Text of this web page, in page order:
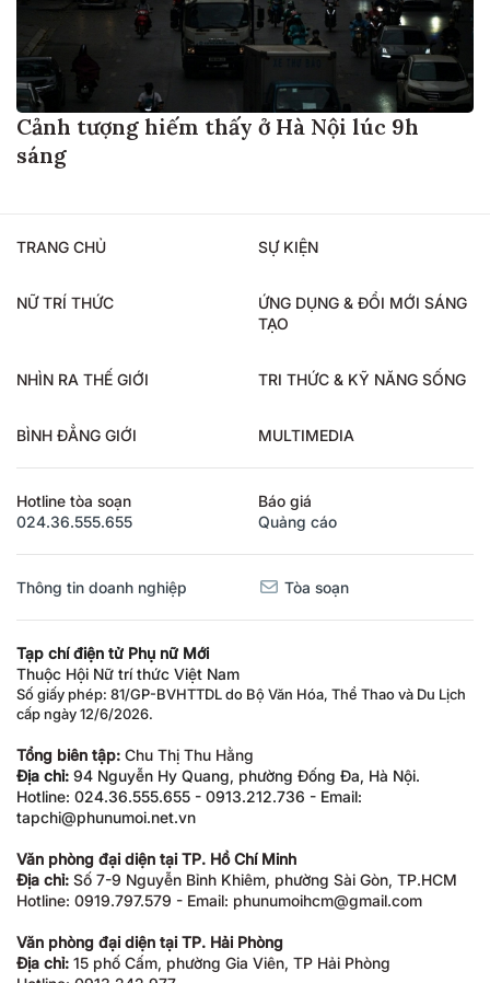
Cảnh tượng hiếm thấy ở Hà Nội lúc 9h
sáng
TRANG CHỦ SỰ KIỆN
NỮ TRÍ THỨC
ỨNG DỤNG & ĐỔI MỚI SÁNG
TẠO
NHÌN RA THẾ GIỚI TRI THỨC & KỸ NĂNG SỐNG
BÌNH ĐẲNG GIỚI MULTIMEDIA
Hotline tòa soạn
024.36.555.655
Báo giá
Quảng cáo
Thông tin doanh nghiệp Tòa soạn
Tạp chí điện tử Phụ nữ Mới
Thuộc Hội Nữ trí thức Việt Nam
Số giấy phép: 81/GP-BVHTTDL do Bộ Văn Hóa, Thể Thao và Du Lịch
cấp ngày 12/6/2026.
Tổng biên tập: Chu Thị Thu Hằng
Địa chỉ: 94 Nguyễn Hy Quang, phường Đống Đa, Hà Nội.
Hotline: 024.36.555.655 - 0913.212.736 - Email:
tapchi@phunumoi.net.vn
Văn phòng đại diện tại TP. Hồ Chí Minh
Địa chỉ: Số 7-9 Nguyễn Bỉnh Khiêm, phường Sài Gòn, TP.HCM
Hotline: 0919.797.579 - Email: phunumoihcm@gmail.com
Văn phòng đại diện tại TP. Hải Phòng
Địa chỉ: 15 phố Cấm, phường Gia Viên, TP Hải Phòng